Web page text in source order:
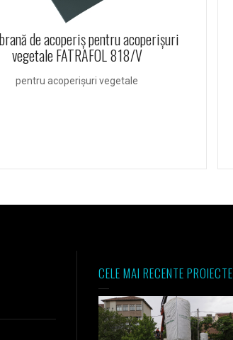
de acoperiş pentru acoperişuri
vegetale FATRAFOL 818/V
pentru acoperișuri vegetale
CELE MAI RECENTE PROIECTE